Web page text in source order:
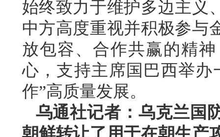
始终致力于维护多边主义
中方高度重视并积极参与
放包容、合作共赢的精
心，支持主席国巴西举办
作”高质量发展。
乌通社记者：乌克兰国
朝鲜转让了用于在朝生产